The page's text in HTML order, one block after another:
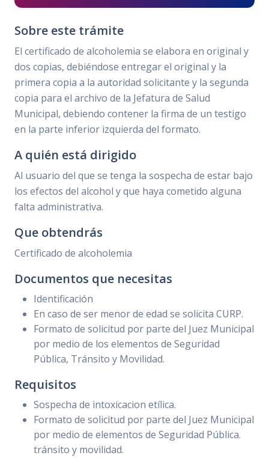
Sobre este trámite
El certificado de alcoholemia se elabora en original y
dos copias, debiéndose entregar el original y la
primera copia a la autoridad solicitante y la segunda
copia para el archivo de la Jefatura de Salud
Municipal, debiendo contener la firma de un testigo
en la parte inferior izquierda del formato.
A quién está dirigido
Al usuario del que se tenga la sospecha de estar bajo
los efectos del alcohol y que haya cometido alguna
falta administrativa.
Que obtendrás
Certificado de alcoholemia
Documentos que necesitas
Identificación
En caso de ser menor de edad se solicita CURP.
Formato de solicitud por parte del Juez Municipal
por medio de los elementos de Seguridad
Pública, Tránsito y Movilidad.
Requisitos
Sospecha de intoxicacion etílica.
Formato de solicitud por parte del Juez Municipal
por medio de elementos de Seguridad Pública.
tránsito y movilidad.